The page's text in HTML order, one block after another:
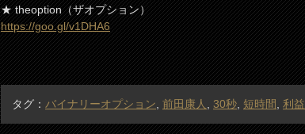
★ theoption（ザオプション）
https://goo.gl/v1DHA6
タグ： バイナリーオプション, 前田康人, 30秒, 短時間, 利益